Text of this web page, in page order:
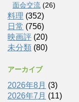
面会交流 (26)
料理 (352)
日常 (756)
映画評 (20)
未分類 (80)
アーカイブ
2026年8月 (3)
2026年7月 (11)